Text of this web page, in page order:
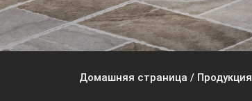
Домашняя страница / Продукция